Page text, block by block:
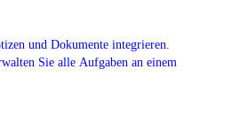
und Dokumente integrieren.
Sie alle Aufgaben an einem